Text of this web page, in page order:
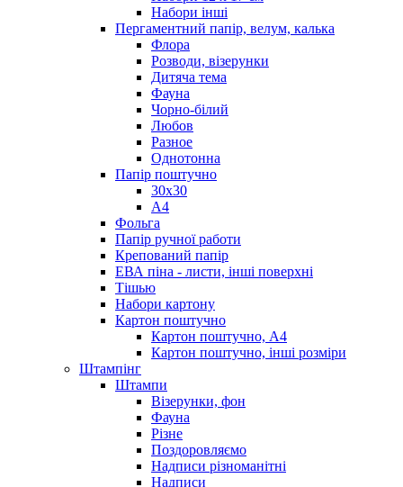
Набори інші
Пергаментний папір, велум, калька
Флора
Розводи, візерунки
Дитяча тема
Фауна
Чорно-білий
Любов
Разное
Однотонна
Папір поштучно
30х30
А4
Фольга
Папір ручної работи
Крепований папір
ЕВА піна - листи, інші поверхні
Тішью
Набори картону
Картон поштучно
Картон поштучно, А4
Картон поштучно, інші розміри
Штампінг
Штампи
Візерунки, фон
Фауна
Різне
Поздоровляємо
Надписи різноманітні
Надписи